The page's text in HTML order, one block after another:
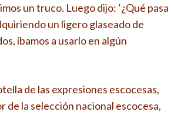
un truco. Luego dijo: ‘¿Qué pasa
un ligero glaseado de
íbamos a usarlo en algún
de las expresiones escocesas,
de la selección nacional escocesa,